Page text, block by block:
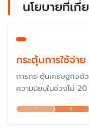
นโยบายที่เกี่
กระตุ้นการใช้จ่าย
การกระตุ้นเศรษฐกิจด้
ความนิยมในช่วงไม่
แม้ว่าจะถูกวิพากษ์วิจ
รัฐบาลอาจกระตุ้นด้วย
บัญโดยตรง" หรือ ออก
1 2